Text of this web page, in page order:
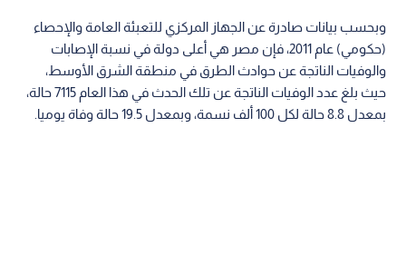
وبحسب بيانات صادرة عن الجهاز المركزي للتعبئة العامة والإحصاء
(حكومي) عام 2011، فإن مصر هي أعلى دولة في نسبة الإصابات
والوفيات الناتجة عن حوادث الطرق في منطقة الشرق الأوسط،
حيث بلغ عدد الوفيات الناتجة عن تلك الحدث في هذا العام 7115 حالة،
بمعدل 8.8 حالة لكل 100 ألف نسمة، وبمعدل 19.5 حالة وفاة يوميا.